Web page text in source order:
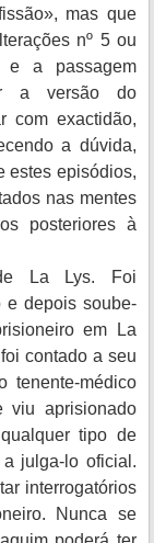
mas que
nº 5 ou
a passagem
a versão do
com exactidão,
a dúvida,
estes episódios,
nas mentes
posteriores à
La Lys. Foi
e depois soube-
em La
contado a seu
tenente-médico
viu aprisionado
tipo de
julga-lo oficial.
interrogatórios
Nunca se